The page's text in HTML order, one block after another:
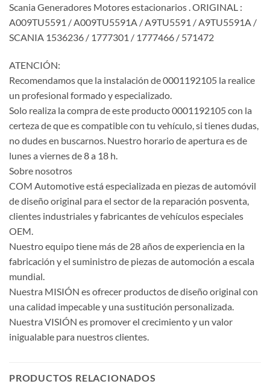
Scania Generadores Motores estacionarios . ORIGINAL :
A009TU5591 / A009TU5591A / A9TU5591 / A9TU5591A /
SCANIA 1536236 / 1777301 / 1777466 / 571472
ATENCIÓN:
Recomendamos que la instalación de 0001192105 la realice
un profesional formado y especializado.
Solo realiza la compra de este producto 0001192105 con la
certeza de que es compatible con tu vehículo, si tienes dudas,
no dudes en buscarnos. Nuestro horario de apertura es de
lunes a viernes de 8 a 18 h.
Sobre nosotros
COM Automotive está especializada en piezas de automóvil
de diseño original para el sector de la reparación posventa,
clientes industriales y fabricantes de vehículos especiales
OEM.
Nuestro equipo tiene más de 28 años de experiencia en la
fabricación y el suministro de piezas de automoción a escala
mundial.
Nuestra MISIÓN es ofrecer productos de diseño original con
una calidad impecable y una sustitución personalizada.
Nuestra VISIÓN es promover el crecimiento y un valor
inigualable para nuestros clientes.
PRODUCTOS RELACIONADOS